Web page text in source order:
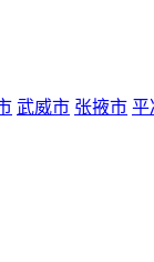
武威市 张掖市 平